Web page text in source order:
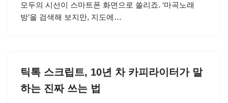
모두의 시선이 스마트폰 화면으로 쏠리죠. ‘마곡노래
방’을 검색해 보지만, 지도에…
틱톡 스크립트, 10년 차 카피라이터가 말
하는 진짜 쓰는 법